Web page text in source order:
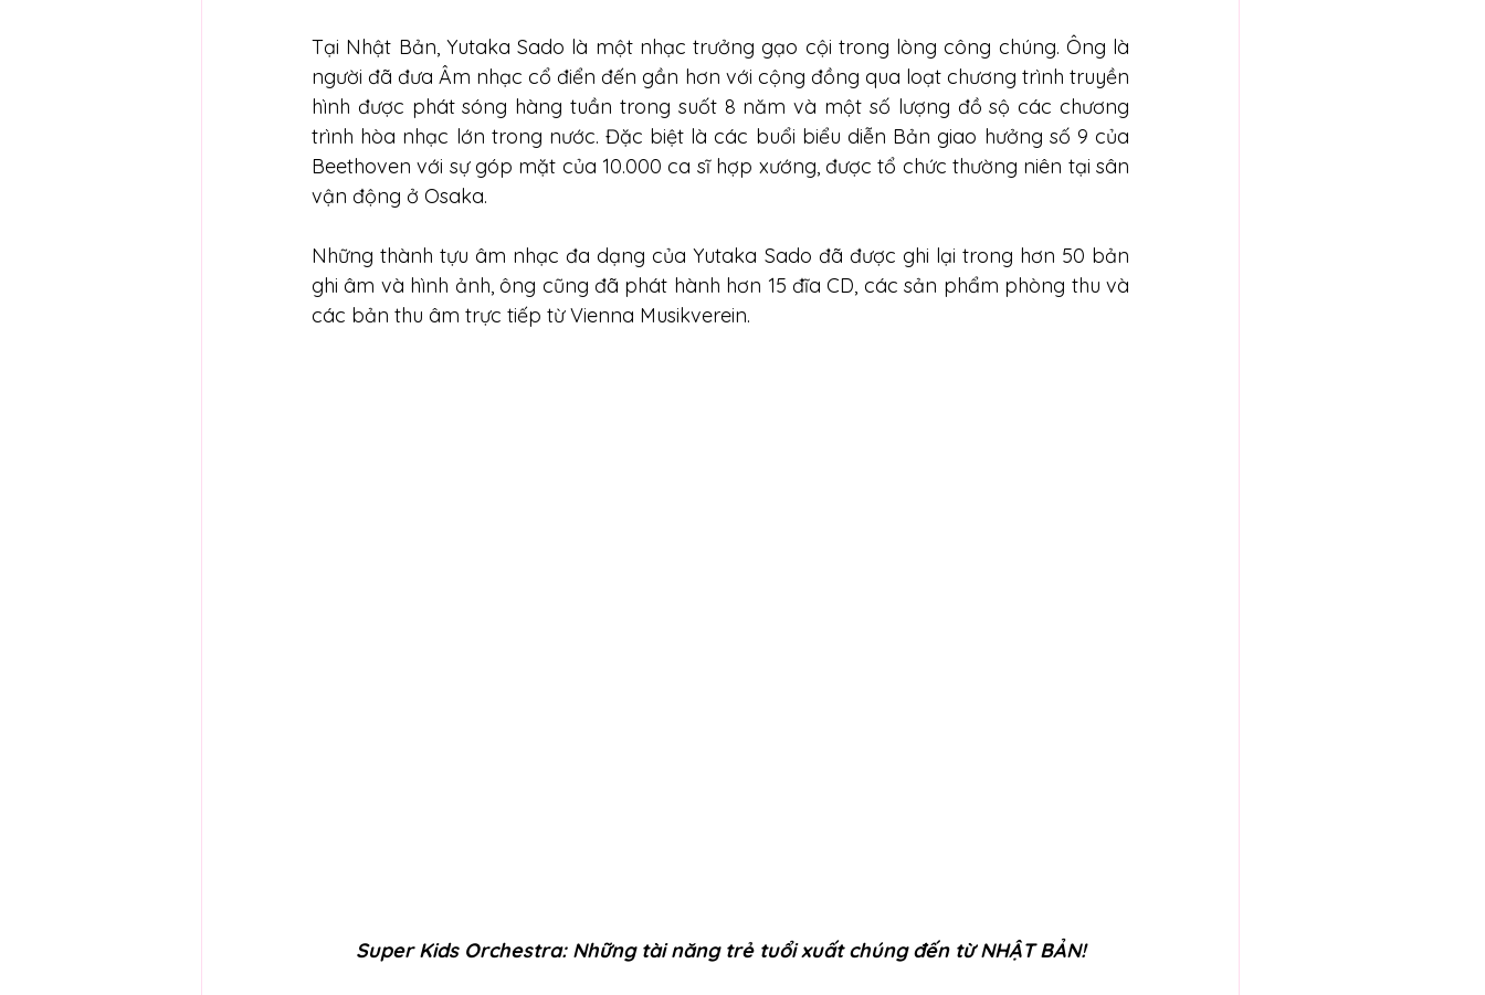
Tại Nhật Bản, Yutaka Sado là một nhạc trưởng gạo cội trong lòng công chúng. Ông là
người đã đưa Âm nhạc cổ điển đến gần hơn với cộng đồng qua loạt chương trình truyền
hình được phát sóng hàng tuần trong suốt 8 năm và một số lượng đồ sộ các chương
trình hòa nhạc lớn trong nước. Đặc biệt là các buổi biểu diễn Bản giao hưởng số 9 của
Beethoven với sự góp mặt của 10.000 ca sĩ hợp xướng, được tổ chức thường niên tại sân
vận động ở Osaka.
Những thành tựu âm nhạc đa dạng của Yutaka Sado đã được ghi lại trong hơn 50 bản
ghi âm và hình ảnh, ông cũng đã phát hành hơn 15 đĩa CD, các sản phẩm phòng thu và
các bản thu âm trực tiếp từ Vienna Musikverein.
Super Kids Orchestra: Những tài năng trẻ tuổi xuất chúng đến từ NHẬT BẢN!